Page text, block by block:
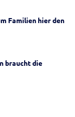
Familien hier den
braucht die